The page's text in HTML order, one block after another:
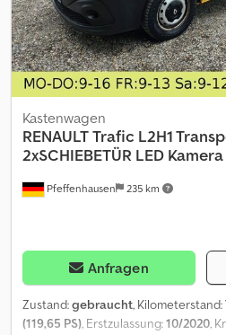
Pfeffenhausen 235 km
Kastenwagen
RENAULTTrafic L2H1
2xSCHIEBETÜR LED Kamera
Anfragen
Zustand:gebraucht, Kilometerstand:
(119,65 PS) , Erstzulassung:10/2020 ,